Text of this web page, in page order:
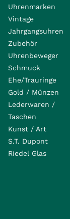
Uhrenmarken
Vintage
Jahrgangsuhren
Zubehör
Uhrenbeweger
Schmuck
Ehe/Trauringe
Gold / Münzen
Lederwaren /
Taschen
Kunst / Art
S.T. Dupont
Riedel Glas